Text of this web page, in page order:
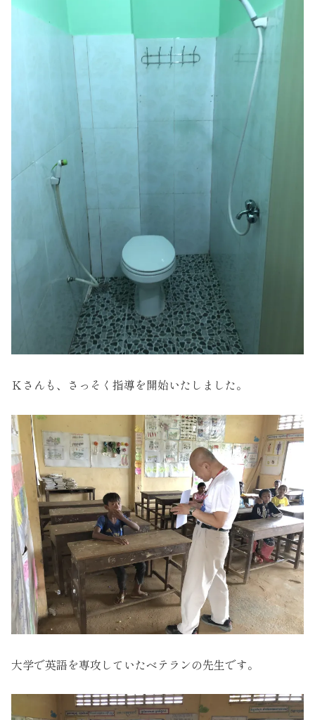
Ｋさんも、さっそく指導を開始いたしました。
大学で英語を専攻していたベテランの先生です。